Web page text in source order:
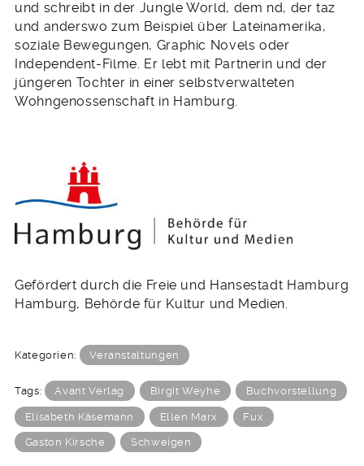
und schreibt in der Jungle World, dem nd, der taz
und anderswo zum Beispiel über Lateinamerika,
soziale Bewegungen, Graphic Novels oder
Independent-Filme. Er lebt mit Partnerin und der
jüngeren Tochter in einer selbstverwalteten
Wohngenossenschaft in Hamburg.
Gefördert durch die Freie und Hansestadt Hamburg
Hamburg, Behörde für Kultur und Medien.
Kategorien: Veranstaltungen
Tags: Avant Verlag Birgit Weyhe Buchvorstellung
Elisabeth Käsemann Ellen Marx Fux
Gaston Kirsche Schweigen